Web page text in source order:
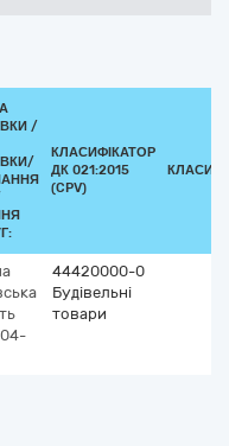
/
КЛАСИФІКАТОР
ДК 021:2015
(CPV)
44420000-0
Будівельні
товари